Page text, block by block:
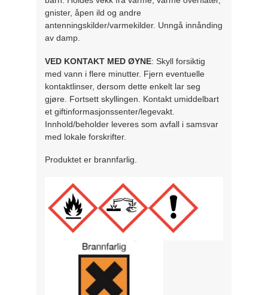
gnister, åpen ild og andre
antenningskilder/varmekilder. Unngå innånding
av damp.
VED KONTAKT MED ØYNE: Skyll forsiktig
med vann i flere minutter. Fjern eventuelle
kontaktlinser, dersom dette enkelt lar seg
gjøre. Fortsett skyllingen. Kontakt umiddelbart
et giftinformasjonssenter/legevakt.
Innhold/beholder leveres som avfall i samsvar
med lokale forskrifter.
Produktet er brannfarlig.